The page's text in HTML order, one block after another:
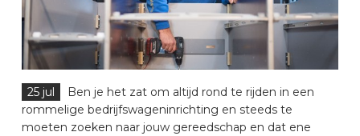
25 jul
Ben je het zat om altijd rond te rijden in een
rommelige bedrijfswageninrichting en steeds te
moeten zoeken naar jouw gereedschap en dat ene